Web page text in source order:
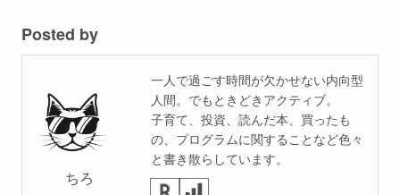
Posted by
ちろ
一人で過ごす時間が欠かせない内向型
人間。でもときどきアクティブ。
子育て、投資、読んだ本、買ったも
の、プログラムに関することなど色々
と書き散らしています。